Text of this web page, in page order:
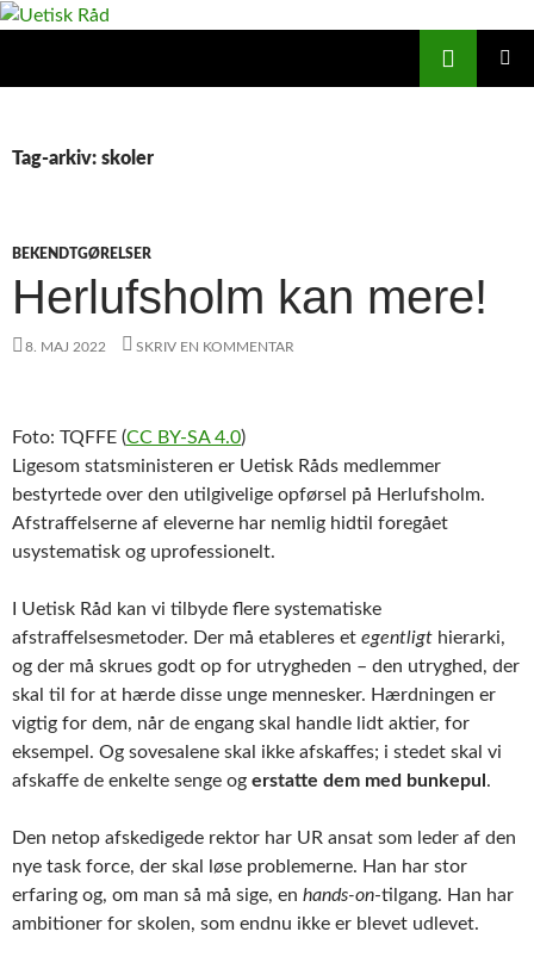
Hop
Tag-arkiv: skoler
BEKENDTGØRELSER
Herlufsholm kan mere!
8. MAJ 2022 SKRIV EN KOMMENTAR
Foto: TQFFE (CC BY-SA 4.0)
Ligesom statsministeren er Uetisk Råds medlemmer
bestyrtede over den utilgivelige opførsel på Herlufsholm.
Afstraffelserne af eleverne har nemlig hidtil foregået
usystematisk og uprofessionelt.
I Uetisk Råd kan vi tilbyde flere systematiske
afstraffelsesmetoder. Der må etableres et egentligt hierarki,
og der må skrues godt op for utrygheden – den utryghed, der
skal til for at hærde disse unge mennesker. Hærdningen er
vigtig for dem, når de engang skal handle lidt aktier, for
eksempel. Og sovesalene skal ikke afskaffes; i stedet skal vi
afskaffe de enkelte senge og erstatte dem med bunkepul .
Den netop afskedigede rektor har UR ansat som leder af den
nye task force, der skal løse problemerne. Han har stor
erfaring og, om man så må sige, en hands-on-tilgang. Han har
ambitioner for skolen, som endnu ikke er blevet udlevet.